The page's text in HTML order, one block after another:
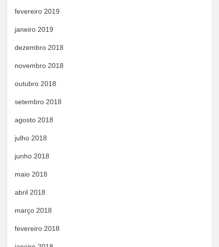
fevereiro 2019
janeiro 2019
dezembro 2018
novembro 2018
outubro 2018
setembro 2018
agosto 2018
julho 2018
junho 2018
maio 2018
abril 2018
março 2018
fevereiro 2018